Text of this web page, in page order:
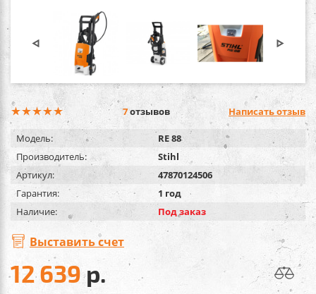
7отзывов Написать отзыв
Модель:
RE 88
Производитель:
Stihl
Артикул:
47870124506
Гарантия:
1 год
Наличие:
Под заказ
Выставить счет
12 639р.